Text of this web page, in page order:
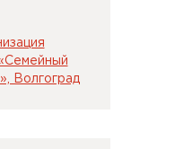
Волгоград